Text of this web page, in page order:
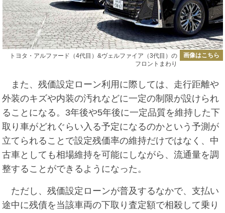
トヨタ・アルファード（4代目）&ヴェルファイア（3代目）の
フロントまわり
画像はこちら
また、残価設定ローン利用に際しては、走行距離や
外装のキズや内装の汚れなどに一定の制限が設けられ
ることになる。3年後や5年後に一定品質を維持した下
取り車がどれぐらい入る予定になるのかという予測が
立てられることで設定残価率の維持だけではなく、中
古車としても相場維持を可能にしながら、流通量を調
整することができるようになった。
ただし、残価設定ローンが普及するなかで、支払い
途中に残債を当該車両の下取り査定額で相殺して乗り